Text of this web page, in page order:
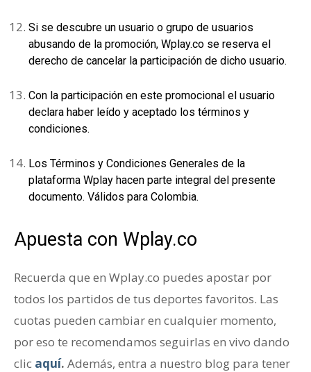
Si se descubre un usuario o grupo de usuarios
abusando de la promoción, Wplay.co se reserva el
derecho de cancelar la participación de dicho usuario.
Con la participación en este promocional el usuario
declara haber leído y aceptado los términos y
condiciones.
Los Términos y Condiciones Generales de la
plataforma Wplay hacen parte integral del presente
documento. Válidos para Colombia.
Apuesta con Wplay.co
Recuerda que en Wplay.co puedes apostar por
todos los partidos de tus deportes favoritos. Las
cuotas pueden cambiar en cualquier momento,
por eso te recomendamos seguirlas en vivo dando
clic aquí. Además, entra a nuestro blog para tener